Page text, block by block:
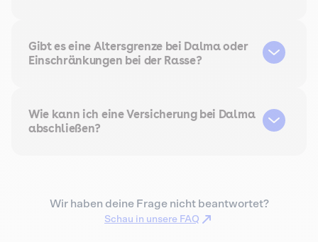
Gibt es eine Altersgrenze bei Dalma oder
Einschränkungen bei der Rasse?
Wie kann ich eine Versicherung bei Dalma
abschließen?
Wir haben deine Frage nicht beantwortet?
Schau in unsere FAQ